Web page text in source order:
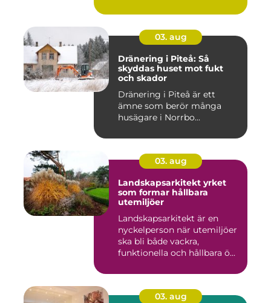
03. aug
Dränering i Piteå: Så
skyddas huset mot fukt
och skador
Dränering i Piteå är ett
ämne som berör många
husägare i Norrbo...
03. aug
Landskapsarkitekt yrket
som formar hållbara
utemiljöer
Landskapsarkitekt är en
nyckelperson när utemiljöer
ska bli både vackra,
funktionella och hållbara ö...
03. aug